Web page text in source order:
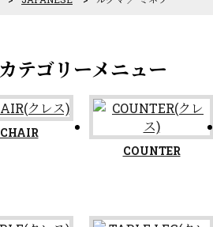
CHAIR
COUNTER